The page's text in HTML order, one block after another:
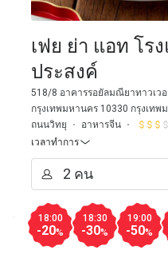
เฟย ย่า แอท โร
ประสงค์
518/8 อาคารรอยัลมณียาทาวเว
กรุงเทพมหานคร 10330 กรุงเทพ
ถนนวิทยุ
อาหารจีน
เวลาทำการ
18:00
-20%
18:30
-30%
19:00
-50%